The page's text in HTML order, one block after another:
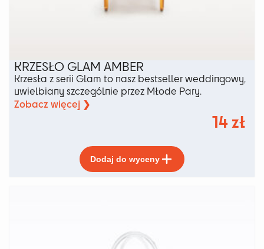
KRZESŁO GLAM AMBER
Krzesła z serii Glam to nasz bestseller weddingowy,
uwielbiany szczególnie przez Młode Pary.
Zobacz więcej ❯
14zł
Dodaj do wyceny
produkt
ma
wybrać